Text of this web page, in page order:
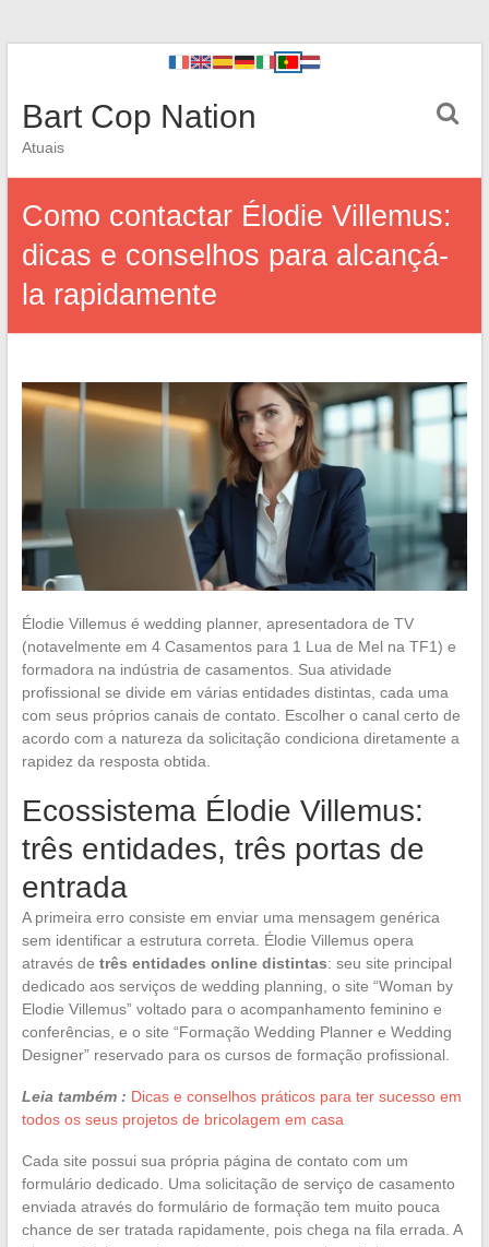
Bart Cop Nation
Atuais
Como contactar Élodie Villemus:
dicas e conselhos para alcançá-
la rapidamente
Élodie Villemus é wedding planner, apresentadora de TV
(notavelmente em 4 Casamentos para 1 Lua de Mel na TF1) e
formadora na indústria de casamentos. Sua atividade
profissional se divide em várias entidades distintas, cada uma
com seus próprios canais de contato. Escolher o canal certo de
acordo com a natureza da solicitação condiciona diretamente a
rapidez da resposta obtida.
Ecossistema Élodie Villemus:
três entidades, três portas de
entrada
A primeira erro consiste em enviar uma mensagem genérica
sem identificar a estrutura correta. Élodie Villemus opera
através de três entidades online distintas: seu site principal
dedicado aos serviços de wedding planning, o site “Woman by
Elodie Villemus” voltado para o acompanhamento feminino e
conferências, e o site “Formação Wedding Planner e Wedding
Designer” reservado para os cursos de formação profissional.
Leia também : Dicas e conselhos práticos para ter sucesso em
todos os seus projetos de bricolagem em casa
Cada site possui sua própria página de contato com um
formulário dedicado. Uma solicitação de serviço de casamento
enviada através do formulário de formação tem muito pouca
chance de ser tratada rapidamente, pois chega na fila errada. A